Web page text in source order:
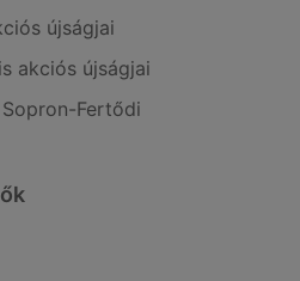
újságjai
akciós újságjai
Fertődi